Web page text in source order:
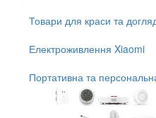
Товари для краси та
Електроживлення Xiaomi
Портативна та